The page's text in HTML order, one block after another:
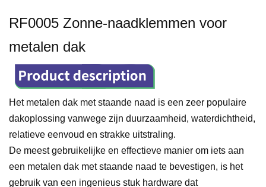
RF0005 Zonne-naadklemmen voor
metalen dak
Het metalen dak met staande naad is een zeer populaire
dakoplossing vanwege zijn duurzaamheid, waterdichtheid,
relatieve eenvoud en strakke uitstraling.
De meest gebruikelijke en effectieve manier om iets aan
een metalen dak met staande naad te bevestigen, is het
gebruik van een ingenieus stuk hardware dat